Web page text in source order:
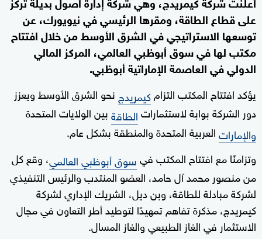
على قطاع الطاقة، ومقرها الرئيسي في نيويورك، عن
توسعها الاستراتيجي في الشرق الأوسط من خلال افتتاح
مكتب لها في سوق أبوظبي العالمي، المركز المالي
الدولي في العاصمة الإماراتية أبوظبي.
يؤكد افتتاح المكتب التزامكيمريدج نحو الشرق الأوسط ويعزز
دور الشركة بوابة لاستثماراتالطاقةبين الولايات المتحدة
والإماراتالعربية المتحدة والمنطقة بشكل عام.
وتزامنًا مع افتتاح المكتب فيسوق أبوظبي العالمي، وقع كل
من منصور محمد آل حامد، العضو المنتدب والرئيس التنفيذي
لشركة مبادلة للطاقة، وبن ديل، الشريك الإداري لشركة
كيمريدج، مذكرة تفاهم تمهيدًا لتوطيد أطر التعاون في مجال
الاستثمار في الغاز الطبيعي والغاز المسال.